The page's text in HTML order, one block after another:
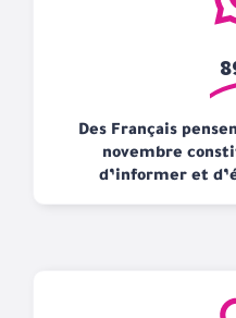
Des Français
novembre
d’informer et